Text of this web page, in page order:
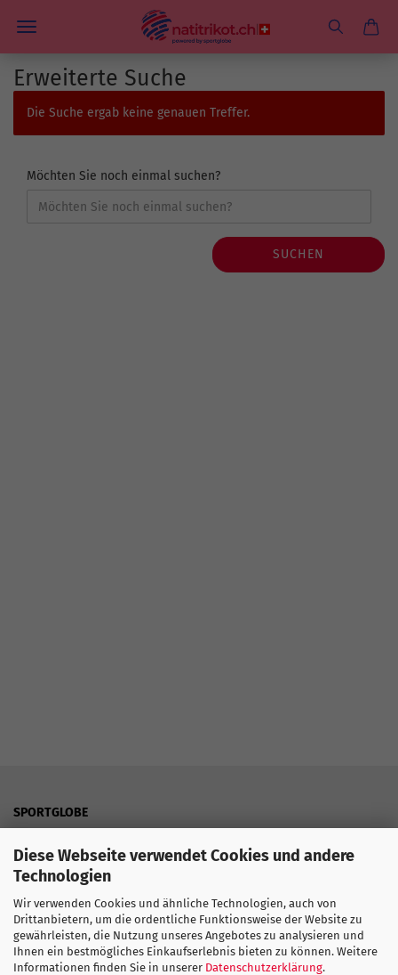
Diese Webseite verwendet Cookies und andere
Technologien
Wir verwenden Cookies und ähnliche Technologien, auch von
Drittanbietern, um die ordentliche Funktionsweise der Website zu
gewährleisten, die Nutzung unseres Angebotes zu analysieren und
Ihnen ein bestmögliches Einkaufserlebnis bieten zu können. Weitere
Informationen finden Sie in unserer Datenschutzerklärung.
Erweiterte Suche
Die Suche ergab keine genauen Treffer.
Möchten Sie noch einmal suchen?
SUCHEN
SPORTGLOBE
About us
Ecology
Jobs
Press - Appearances